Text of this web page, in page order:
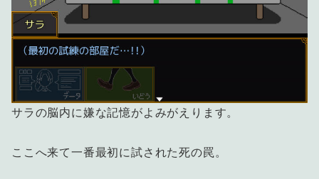
サラの脳内に嫌な記憶がよみがえります。
ここへ来て一番最初に試された死の罠。